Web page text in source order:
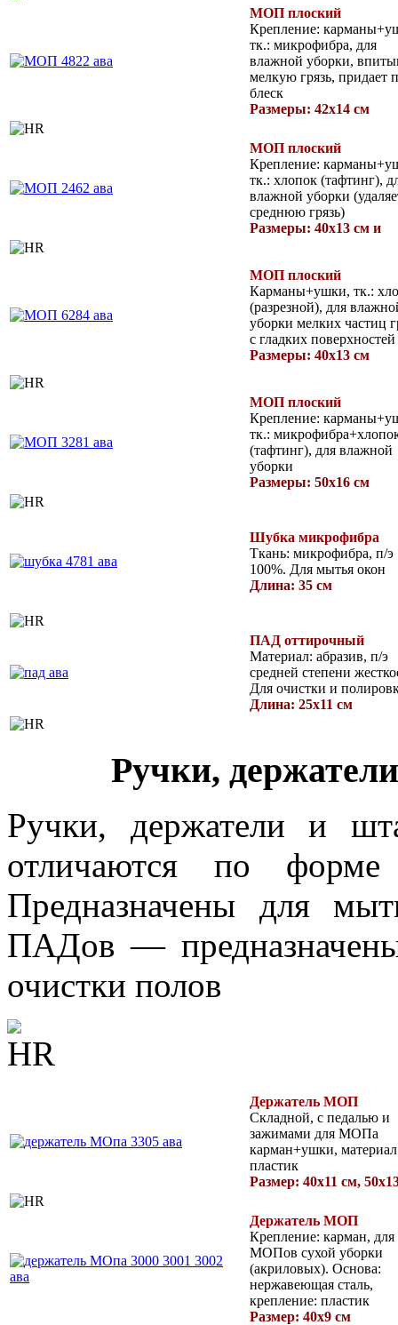
МОП плоский
Крепление:
тк.: микрофибра, для
влажной уборки,
мелкую грязь, придает
блеск
Размеры: 42х14 см
МОП плоский
Крепление:
тк.: хлопок (тафтинг),
влажной уборки
среднюю грязь)
Размеры: 40х13 см и
МОП плоский
Карманы+ушки, тк.:
(разрезной), для
уборки мелких частиц
с гладких поверхностей
Размеры: 40х13 см
МОП плоский
Крепление:
тк.:
(тафтинг), для влажной
уборки
Размеры: 50х16 см
Шубка микрофибра
Ткань: микрофибра, п/э
100%. Для мытья окон
Длина: 35 см
ПАД оттирочный
Материал: абразив, п/э
средней степени
Для очистки и
Длина: 25х11 см
Ручки,
Ручки, держатели и
отличаются по форме
Предназначены для
ПАДов —
очистки полов
Держатель МОП
Складной, с педалью и
зажимами для МОПа
карман+ушки,
пластик
Размер: 40х11 см,
Держатель МОП
Крепление: карман, для
МОПов сухой уборки
(акриловых). Основа:
нержавеющая сталь,
крепление: пластик
Размер: 40х9 см